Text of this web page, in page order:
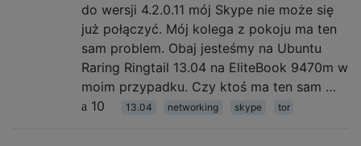
do wersji 4.2.0.11 mój Skype nie może się
już połączyć. Mój kolega z pokoju ma ten
sam problem. Obaj jesteśmy na Ubuntu
Raring Ringtail 13.04 na EliteBook 9470m w
moim przypadku. Czy ktoś ma ten sam …
10
13.04 networking skype tor